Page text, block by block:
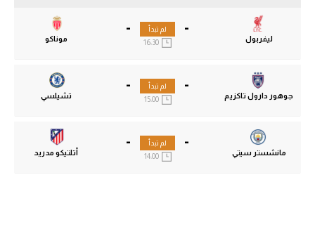
-
ليفربول
-
موناكو
لم تبدأ
-
جوهور دارول تاكزيم
-
تشيلسي
لم تبدأ
15:00
-
مانشستر سيتي
-
أتلتيكو مدريد
لم تبدأ
14:00